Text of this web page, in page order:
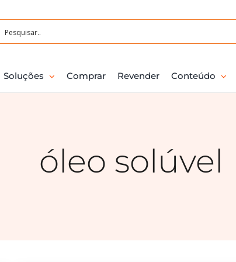
Soluções Comprar Revender Conteúdo
óleo solúvel